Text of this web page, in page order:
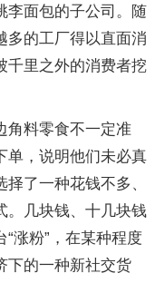
李面包的子公司。随
多的工厂得以直面消
千里之外的消费者挖
角料零食不一定准
单，说明他们未必真
了一种花钱不多、
。几块钱、十几块钱
涨粉”，在某种程度
下的一种新社交货